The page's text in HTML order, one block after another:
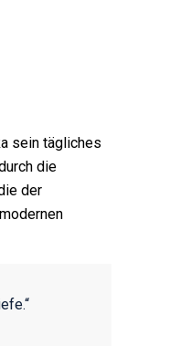
sein tägliches
die
der